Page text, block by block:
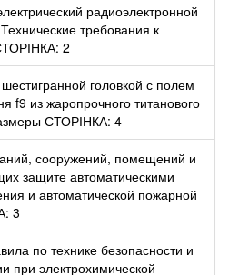
радиоэлектронной
требования к
2
головкой с полем
f9 из жаропрочного титанового
СТОРІНКА: 4
сооружений, помещений и
защите автоматическими
и автоматической пожарной
3
по технике безопасности и
при электрохимической